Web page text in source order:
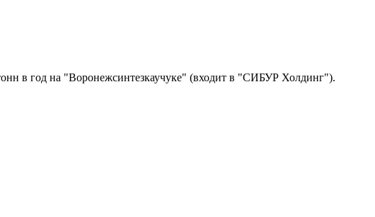
в год на "Воронежсинтезкаучуке" (входит в "СИБУР Холдинг").